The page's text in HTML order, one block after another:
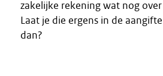
zakelijke rekening wat nog over
Laat je die ergens in de
dan?